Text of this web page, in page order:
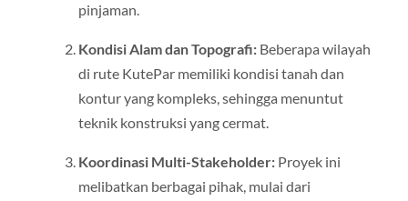
pinjaman.
Kondisi Alam dan Topografi:Beberapa wilayah
di rute KutePar memiliki kondisi tanah dan
kontur yang kompleks, sehingga menuntut
teknik konstruksi yang cermat.
Koordinasi Multi-Stakeholder:Proyek ini
melibatkan berbagai pihak, mulai dari